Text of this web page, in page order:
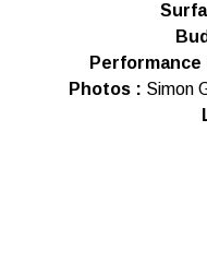
Photos : Simon